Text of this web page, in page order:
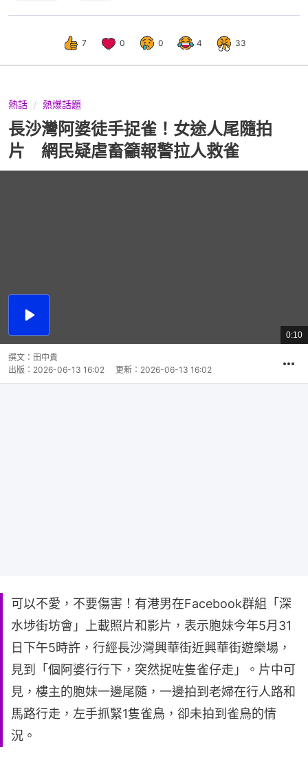
7 0 0 4 33
熱話 熱爆話題
長沙灣阿婆徒手捉雀！女途人尾隨拍
片 網民疑虐畜籲報警拉人救雀
播
總
共
0:10
撰文： 田中貴
出版： 2026-06-13 16:02 更新： 2026-06-13 16:02
可以不愛，不要傷害！有港男在Facebook群組「深
水埗街坊會」上載照片和影片，表示胞妹今年5月31
日下午5時許，行經長沙灣興華街近興華街遊樂場，
見到「個阿婆行行下，突然捉咗隻雀仔走」。片中可
見，樓主的胞妹一邊尾隨，一邊拍到老婦在行人路和
馬路行走，左手抓緊1隻雀鳥，卻未拍到雀鳥的情
況。